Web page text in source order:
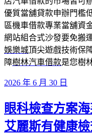
優質當舖貸款申辦門檻
區機車借款專業當舖資
網站組合式沙發要免搬
娛樂城頂尖遊戲技術保
障樹林汽車借款是您樹
發
於
2026 年 6 月 30 日
眼科檢查方案
艾麗斯有健康